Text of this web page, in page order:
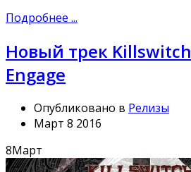
Подробнее ...
Новый трек Killswitch
Engage
Опубликовано в Релизы
Март 8 2016
8Март